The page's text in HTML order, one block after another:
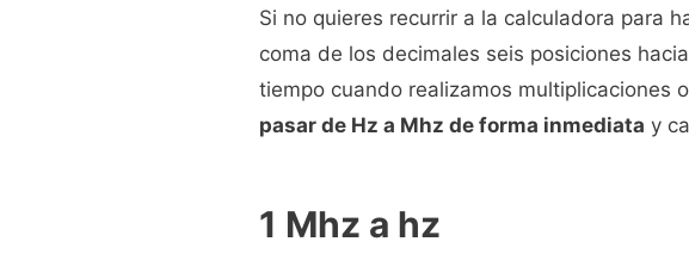
Si no quieres recurrir a la calculadora para
coma de los decimales seis posiciones
tiempo cuando realizamos multiplicaciones
pasar de Hz a Mhz de forma inmediata y
1 Mhz a hz